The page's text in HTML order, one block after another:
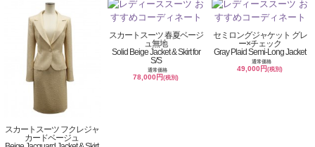
スカートスーツ フクレジャ
カードベージュ
スカートスーツ 春夏ベージ
ュ無地
Solid Beige Jacket & Skirt for
S/S
通常価格
78,000円(税別)
セミロングジャケット グレ
ー×チェック
Gray Plaid Semi-Long Jacket
通常価格
49,000円(税別)